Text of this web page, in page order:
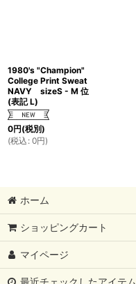
1980's "Champion"
College Print Sweat
NAVY sizeS - M 位
(表記 L)
0円(税別)
(税込 : 0円)
ホーム
ショッピングカート
マイページ
最近チェックしたアイテム